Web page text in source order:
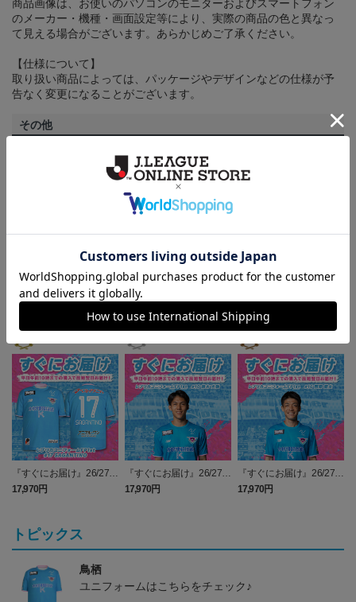
商品画像は、お使いのパソコンのモニターおよびスマートフォン
のメーカー・機種・画面設定等により、実際の商品の色と異なっ
て見える場合がございます。あらかじめご了承ください。
【仕様について】
取り扱い商品によっては、パッケージやデザインなどの仕様が予
告なく変更になることがございます。
その他
ギフト対応について
ランキング
『すぐにお届け』26/27レ
プリカユニフォームFP1st
No.17 SAGANTINO
17,970円
『すぐにお届け』26/27レ
プリカユニフォームFP1st
No.10 鈴木 大馳
17,970円
『すぐにお届け』26/27レ
プリカユニフォームFP1st
No.16 西澤 健太
17,970円
トピックス
鳥栖
ユニフォームはこちらをチェック♪